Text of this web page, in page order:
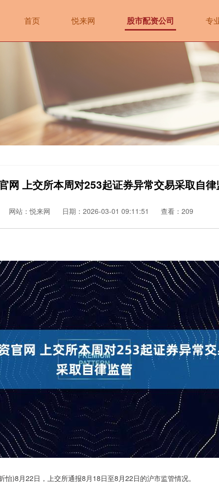
首页 悦来网 股市配资公司 专
网 上交所本周对253起证券异常交易采取自律
网站：悦来网 日期：2026-03-01 09:11:51 查看：209
)8月22日，上交所通报8月18日至8月22日的沪市监管情况。